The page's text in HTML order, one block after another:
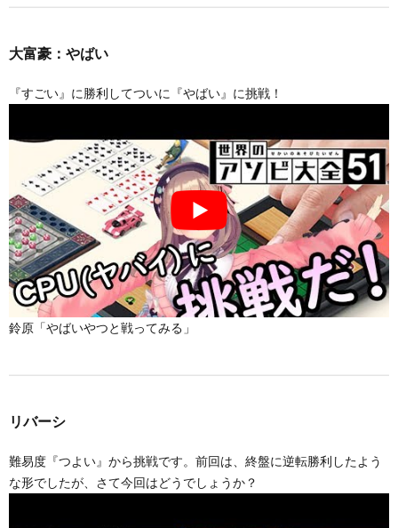
大富豪：やばい
『すごい』に勝利してついに『やばい』に挑戦！
鈴原「やばいやつと戦ってみる」
リバーシ
難易度『つよい』から挑戦です。前回は、終盤に逆転勝利したよう
な形でしたが、さて今回はどうでしょうか？